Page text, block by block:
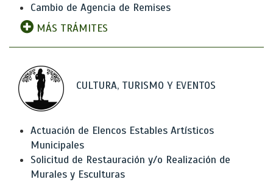
Cambio de Agencia de Remises
MÁS TRÁMITES
CULTURA, TURISMO Y EVENTOS
Actuación de Elencos Estables Artísticos
Municipales
Solicitud de Restauración y/o Realización de
Murales y Esculturas